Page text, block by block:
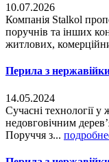
10.07.2026
Компанія Stalkol
поручнів та інших
житлових,
Перила з
14.05.2024
Сучасні технології
недовговічним
Поруччя з...